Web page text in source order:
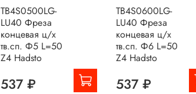
TB4S0500LG-
LU40 Фреза
концевая ц/х
тв.сп. Ф5 L=50
Z4 Hadsto
537 ₽
TB4S0600LG-
LU40 Фреза
концевая ц/х
тв.сп. Ф6 L=50
Z4 Hadsto
537 ₽